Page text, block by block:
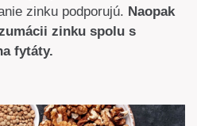
zinku podporujú. Naopak
zinku spolu s
fytáty.